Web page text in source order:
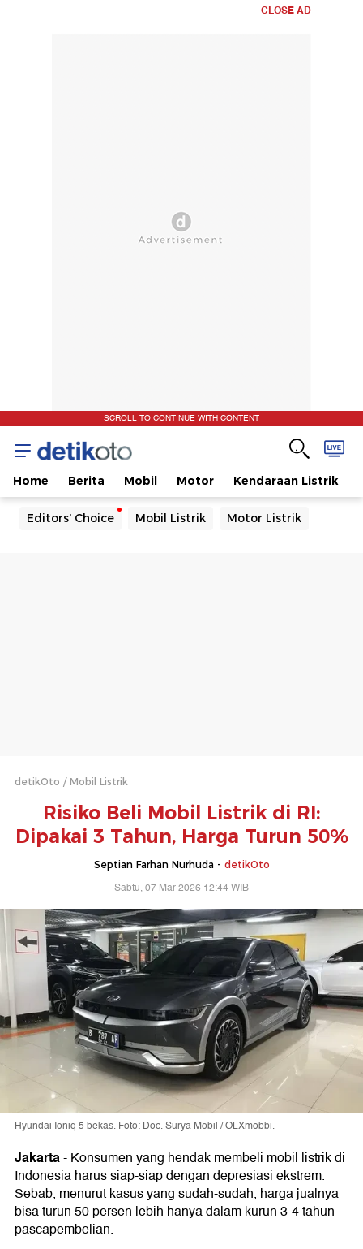
CLOSE AD
SCROLL TO CONTINUE WITH CONTENT
Home Berita Mobil Motor Kendaraan Listrik
Editors' Choice Mobil Listrik Motor Listrik
detikOto Mobil Listrik
Risiko Beli Mobil Listrik di RI:
Dipakai 3 Tahun, Harga Turun 50%
Septian Farhan Nurhuda - detikOto
Sabtu, 07 Mar 2026 12:44 WIB
Hyundai Ioniq 5 bekas. Foto: Doc. Surya Mobil / OLXmobbi.
Jakarta-Konsumen yang hendak membeli mobil listrik di
Indonesia harus siap-siap dengan depresiasi ekstrem.
Sebab, menurut kasus yang sudah-sudah, harga jualnya
bisa turun 50 persen lebih hanya dalam kurun 3-4 tahun
pascapembelian.